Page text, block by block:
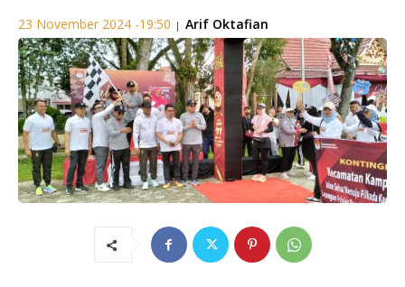
23 November 2024 -19:50 | Arif Oktafian